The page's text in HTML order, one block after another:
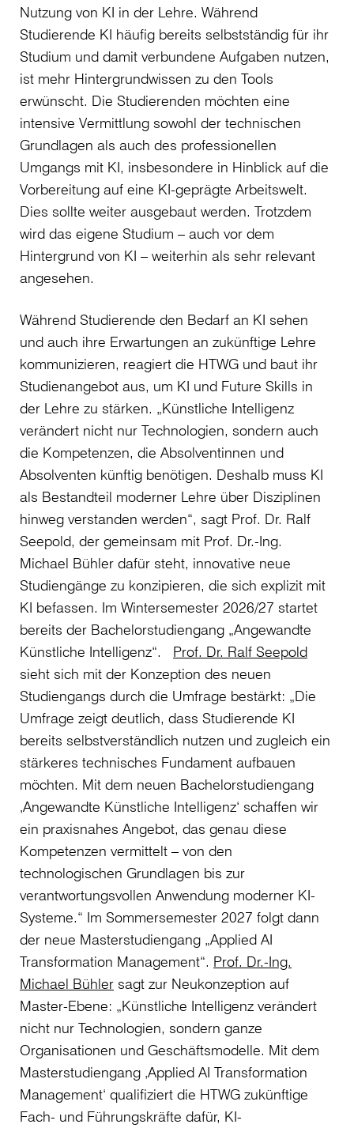
Nutzung von KI in der Lehre. Während
Studierende KI häufig bereits selbstständig für ihr
Studium und damit verbundene Aufgaben nutzen,
ist mehr Hintergrundwissen zu den Tools
erwünscht. Die Studierenden möchten eine
intensive Vermittlung sowohl der technischen
Grundlagen als auch des professionellen
Umgangs mit KI, insbesondere in Hinblick auf die
Vorbereitung auf eine KI-geprägte Arbeitswelt.
Dies sollte weiter ausgebaut werden. Trotzdem
wird das eigene Studium – auch vor dem
Hintergrund von KI – weiterhin als sehr relevant
angesehen.
Während Studierende den Bedarf an KI sehen
und auch ihre Erwartungen an zukünftige Lehre
kommunizieren, reagiert die HTWG und baut ihr
Studienangebot aus, um KI und Future Skills in
der Lehre zu stärken. „Künstliche Intelligenz
verändert nicht nur Technologien, sondern auch
die Kompetenzen, die Absolventinnen und
Absolventen künftig benötigen. Deshalb muss KI
als Bestandteil moderner Lehre über Disziplinen
hinweg verstanden werden“, sagt Prof. Dr. Ralf
Seepold, der gemeinsam mit Prof. Dr.-Ing.
Michael Bühler dafür steht, innovative neue
Studiengänge zu konzipieren, die sich explizit mit
KI befassen. Im Wintersemester 2026/27 startet
bereits der Bachelorstudiengang „Angewandte
Künstliche Intelligenz“. Prof. Dr. Ralf Seepold
sieht sich mit der Konzeption des neuen
Studiengangs durch die Umfrage bestärkt: „Die
Umfrage zeigt deutlich, dass Studierende KI
bereits selbstverständlich nutzen und zugleich ein
stärkeres technisches Fundament aufbauen
möchten. Mit dem neuen Bachelorstudiengang
‚Angewandte Künstliche Intelligenz‘ schaffen wir
ein praxisnahes Angebot, das genau diese
Kompetenzen vermittelt – von den
technologischen Grundlagen bis zur
verantwortungsvollen Anwendung moderner KI-
Systeme.“ Im Sommersemester 2027 folgt dann
der neue Masterstudiengang „Applied AI
Transformation Management“. Prof. Dr.-Ing.
Michael Bühler sagt zur Neukonzeption auf
Master-Ebene: „Künstliche Intelligenz verändert
nicht nur Technologien, sondern ganze
Organisationen und Geschäftsmodelle. Mit dem
Masterstudiengang ‚Applied AI Transformation
Management‘ qualifiziert die HTWG zukünftige
Fach- und Führungskräfte dafür, KI-